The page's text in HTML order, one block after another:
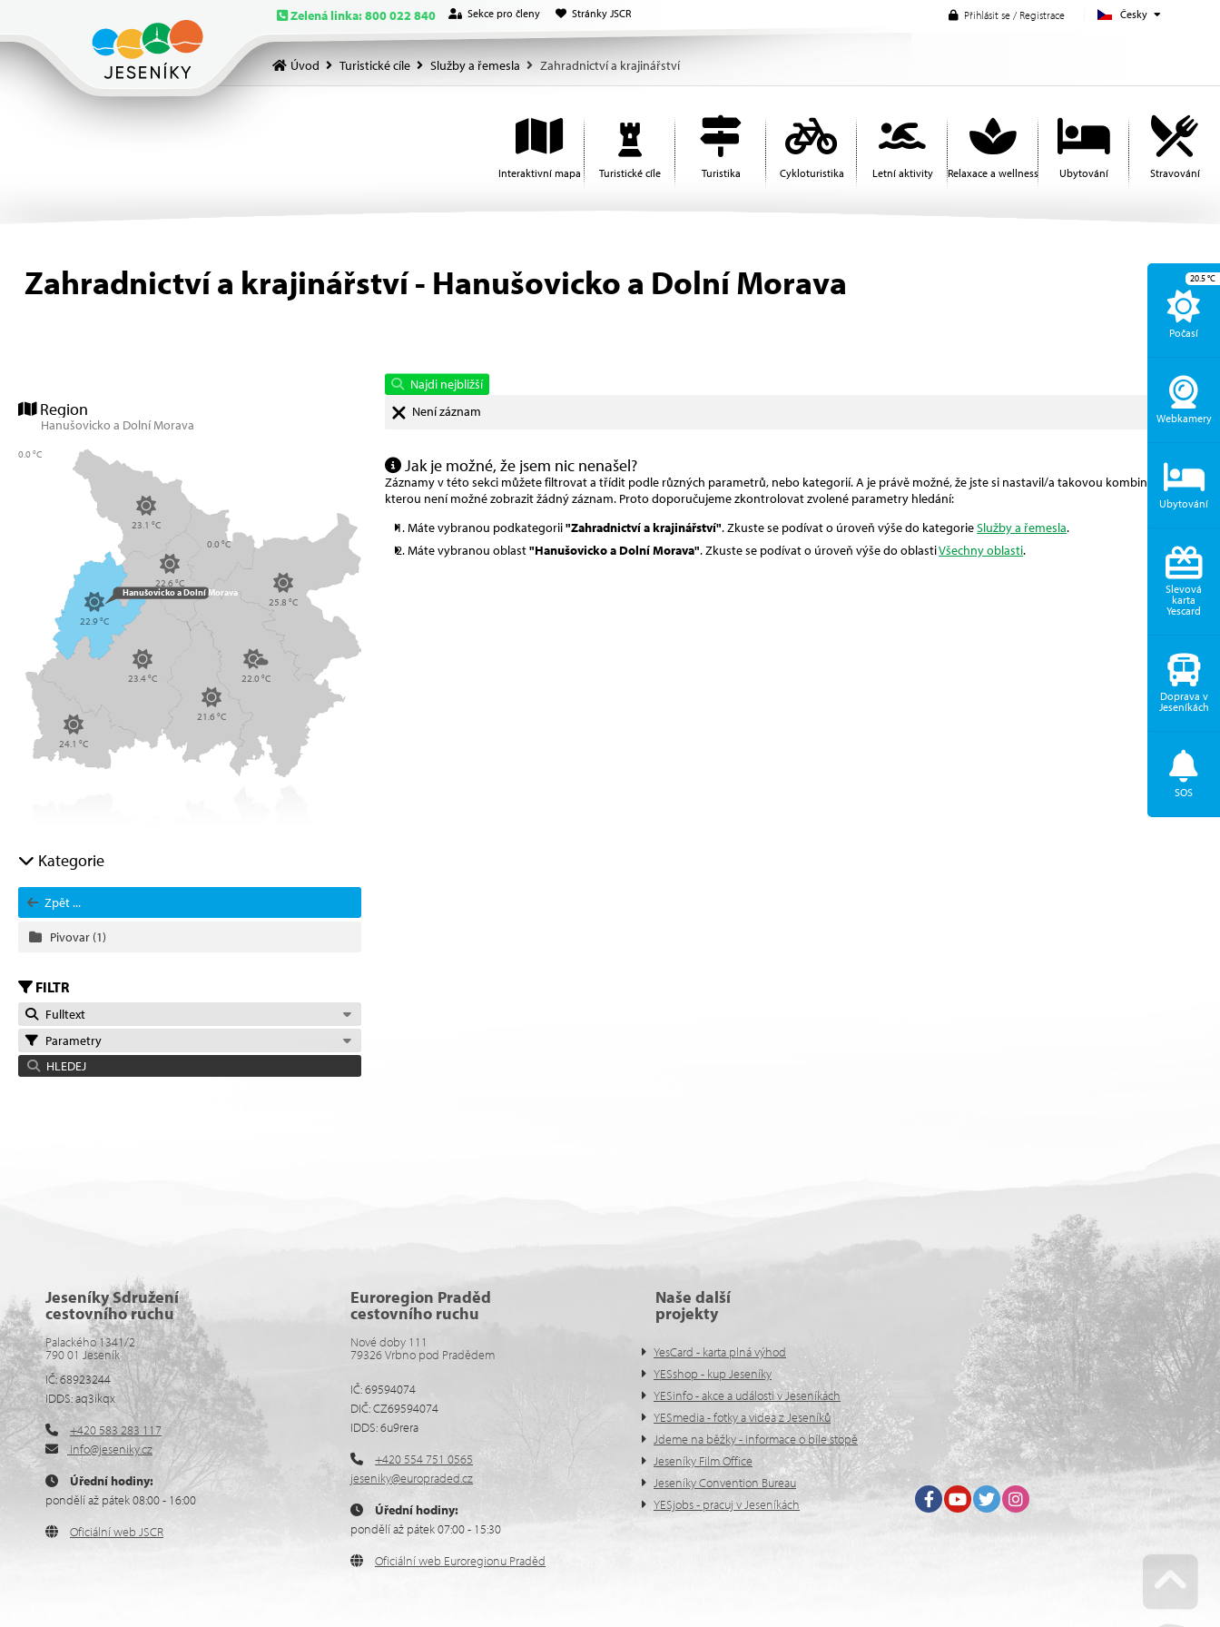
Česky
Přihlásit se / Registrace
Zelená linka: 800 022 840 Sekce pro členy Stránky JSCR
Úvod Turistické cíle Služby a řemesla Zahradnictví a krajinářství
Interaktivní mapa Turistické cíle Turistika Cykloturistika Letní aktivity Relaxace a wellness Ubytování Stravování
Zahradnictví a krajinářství - Hanušovicko a Dolní Morava
Region
Hanušovicko a Dolní Morava
22.6 °C
23.4 °C
23.1 °C
0.0 °C
24.1 °C
22.9 °C
22.0 °C
21.6 °C
25.8 °C
0.0 °C
Hanušovicko a Dolní Morava
Kategorie
Zpět ...
Pivovar (1)
FILTR
Fulltext
Parametry
HLEDEJ
Najdi nejbližší
Není záznam
Jak je možné, že jsem nic nenašel?
Záznamy v této sekci můžete filtrovat a třídit podle různých parametrů, nebo kategorií. A je právě možné, že jste si nastavil/a takovou kombinaci, pro
kterou není možné zobrazit žádný záznam. Proto doporučujeme zkontrolovat zvolené parametry hledání:
Máte vybranou podkategorii"Zahradnictví a krajinářství". Zkuste se podívat o úroveň výše do kategorieSlužby a řemesla.
Máte vybranou oblast"Hanušovicko a Dolní Morava". Zkuste se podívat o úroveň výše do oblastiVšechny oblasti.
Jeseníky Sdružení
cestovního ruchu
Palackého 1341/2
790 01 Jeseník
IČ: 68923244
IDDS: aq3ikqx
+420 583 283 117
info@jeseniky.cz
Úřední hodiny:
pondělí až pátek 08:00 - 16:00
Oficiální web JSCR
Euroregion Praděd
cestovního ruchu
Nové doby 111
79326 Vrbno pod Pradědem
IČ: 69594074
DIČ: CZ69594074
IDDS: 6u9rera
+420 554 751 0565
jeseniky@europraded.cz
Úřední hodiny:
pondělí až pátek 07:00 - 15:30
Oficiální web Euroregionu Praděd
Naše další
projekty
YesCard - karta plná výhod
YESshop - kup Jeseníky
YESinfo - akce a události v Jeseníkách
YESmedia - fotky a videa z Jeseníků
Jdeme na běžky - informace o bíle stopě
Jeseníky Film Office
Jeseníky Convention Bureau
YESjobs - pracuj v Jeseníkách
FacebookYoutubeTwitter Instagram
Počasí
20.5°C
Webkamery
Ubytování
Slevová
karta
Yescard
Doprava v
Jeseníkách
SOS